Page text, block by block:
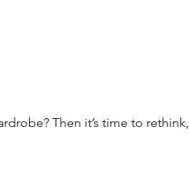
Then it’s time to rethink,